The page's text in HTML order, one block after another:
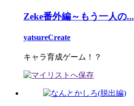
Zeke番外編～もう一人の...
yatsureCreate
キャラ育成ゲーム！？